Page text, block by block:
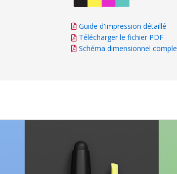
Guide d'impression détaillé
Télécharger le fichier PDF
Schéma dimensionnel